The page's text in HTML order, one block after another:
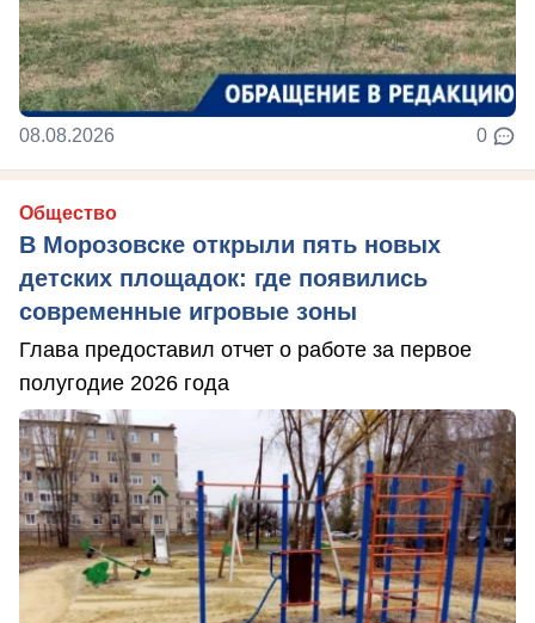
08.08.2026 0
Общество
В Морозовске открыли пять новых
детских площадок: где появились
современные игровые зоны
Глава предоставил отчет о работе за первое
полугодие 2026 года